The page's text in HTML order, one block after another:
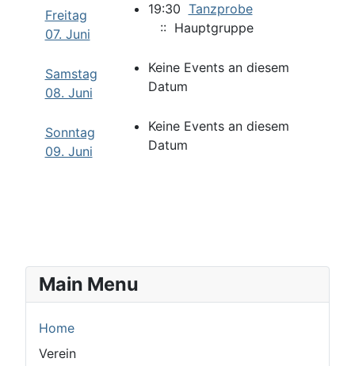
Freitag
07. Juni
19:30 Tanzprobe
:: Hauptgruppe
Samstag
08. Juni
Keine Events an diesem
Datum
Sonntag
09. Juni
Keine Events an diesem
Datum
Main Menu
Home
Verein